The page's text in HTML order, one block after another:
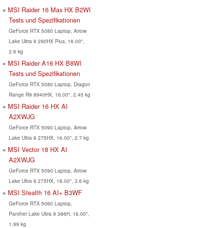
MSI Raider 16 Max HX B2WI
Tests und Spezifikationen
GeForce RTX 5080 Laptop, Arrow
Lake Ultra 9 290HX Plus, 16.00",
2.6 kg
MSI Raider A16 HX B8WI
Tests und Spezifikationen
GeForce RTX 5080 Laptop, Dragon
Range R9 8940HX, 16.00", 2.45 kg
MSI Raider 16 HX AI
A2XWJG
GeForce RTX 5090 Laptop, Arrow
Lake Ultra 9 275HX, 16.00", 2.7 kg
MSI Vector 18 HX AI
A2XWJG
GeForce RTX 5090 Laptop, Arrow
Lake Ultra 9 275HX, 18.00", 3.6 kg
MSI Stealth 16 AI+ B3WF
GeForce RTX 5060 Laptop,
Panther Lake Ultra 9 386H, 16.00",
1.99 kg